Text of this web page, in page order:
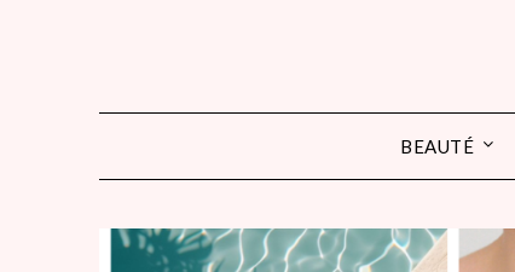
BEAUTÉ